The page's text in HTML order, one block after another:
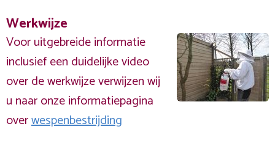
Werkwijze
Voor uitgebreide informatie
inclusief een duidelijke video
over de werkwijze verwijzen wij
u naar onze informatiepagina
overwespenbestrijding